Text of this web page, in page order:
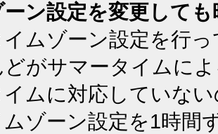
ン設定を変更して
ムゾーン設定を行
がサマータイムに
ムに対応していな
ゾーン設定を1時間